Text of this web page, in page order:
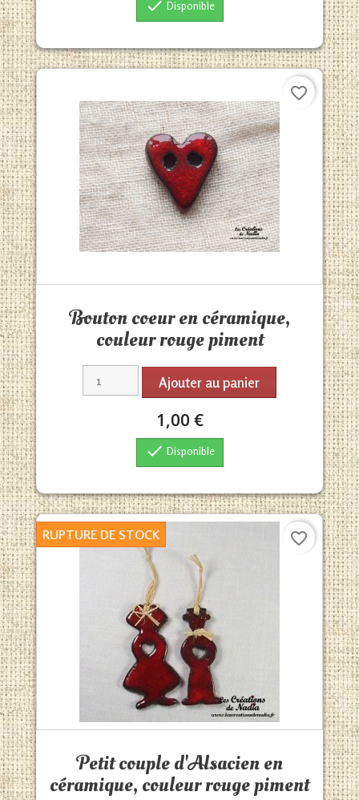
 Disponible
Bouton coeur en céramique,
couleur rouge piment
Ajouter au panier
1,00 €
 Disponible
favorite_border
Petit couple d'Alsacien en
céramique, couleur rouge piment
RUPTURE DE STOCK favorite_border